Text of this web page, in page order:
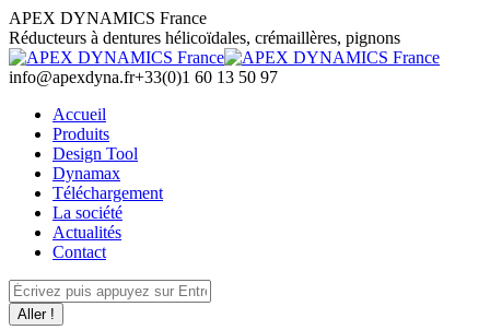
Aller
au
contenu
APEX DYNAMICS France
Réducteurs à dentures hélicoïdales, crémaillères, pignons
info@apexdyna.fr+33(0)1 60 13 50 97
Accueil
Produits
Design Tool
Dynamax
Téléchargement
La société
Actualités
Contact
Recherche
: